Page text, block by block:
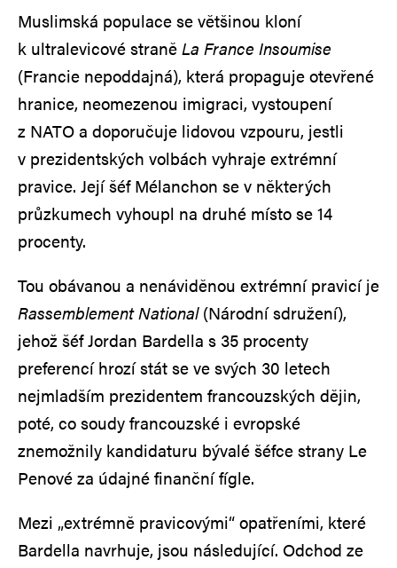
Muslimská populace se většinou kloní
k ultralevicové straněLa France Insoumise
(Francie nepoddajná), která propaguje otevřené
hranice, neomezenou imigraci, vystoupení
z NATO a doporučuje lidovou vzpouru, jestli
v prezidentských volbách vyhraje extrémní
pravice. Její šéf Mélanchon se v některých
průzkumech vyhoupl na druhé místo se 14
procenty.
Tou obávanou a nenáviděnou extrémní pravicí je
Rassemblement National(Národní sdružení),
jehož šéf Jordan Bardella s 35 procenty
preferencí hrozí stát se ve svých 30 letech
nejmladším prezidentem francouzských dějin,
poté, co soudy francouzské i evropské
znemožnily kandidaturu bývalé šéfce strany Le
Penové za údajné finanční fígle.
Mezi „extrémně pravicovými“ opatřeními, které
Bardella navrhuje, jsou následující. Odchod ze